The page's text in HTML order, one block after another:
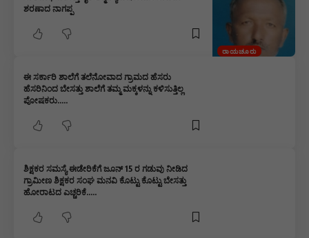
ರಾಯಚೂರು
ಶರಣಾದ ನಾಗಪ್ಪ
ಈ ಸರ್ಕಾರಿ ಶಾಲೆಗೆ ತಲೆನೋವಾದ ಗ್ರಾಮದ ಹೆಸರು
ಹೆಸರಿನಿಂದ ಬೇಸತ್ತು ಶಾಲೆಗೆ ತಮ್ಮ ಮಕ್ಕಳನ್ನು ಕಳಿಸುತ್ತಿಲ್ಲ
ಪೋಷಕರು…..
ಶಿಕ್ಷಕರ ಸಮಸ್ಯೆ ಈಡೇರಿಕೆಗೆ ಜೂನ್ 15 ರ ಗಡುವು ನೀಡಿದ
ಗ್ರಾಮೀಣ ಶಿಕ್ಷಕರ ಸಂಘ ಮನವಿ ಕೊಟ್ಟು ಕೊಟ್ಟು ಬೇಸತ್ತು
ಹೋರಾಟದ ಎಚ್ಚರಿಕೆ…..